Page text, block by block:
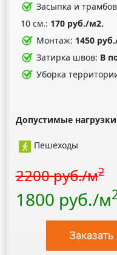
Засыпка и
10 см.: 170 руб./м2.
Монтаж: 1450
Затирка швов: В
Уборка
Допустимые нагрузки
Пешеходы
2200 руб./м2
1800 руб./м
Заказать